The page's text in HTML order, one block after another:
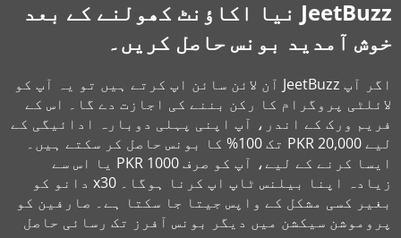
JeetBuzz نیا اکاؤنٹ کھولنے کے بعد
خوش آمدید بونس حاصل کریں۔
اگر آپ JeetBuzz آن لائن سائن اپ کرتے ہیں تو یہ آپ کو
لائلٹی پروگرام کا رکن بننے کی اجازت دے گا۔ اس کے
فریم ورک کے اندر، آپ اپنی پہلی دوبارہ ادائیگی کے
لیے 20,000 PKR تک 100% کا بونس حاصل کر سکتے ہیں۔
ایسا کرنے کے لیے، آپ کو صرف 1000 PKR یا اس سے
زیادہ اپنا بیلنس ٹاپ اپ کرنا ہوگا۔ x30 دانو کو
بغیر کسی مشکل کے واپس جیتا جا سکتا ہے۔ صارفین کو
پروموشن سیکشن میں دیگر بونس آفرز تک رسائی حاصل